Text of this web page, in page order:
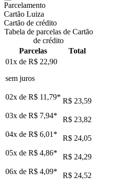
Parcelamento
Cartão Luiza
Cartão de crédito
Tabela de parcelas de Cartão
de crédito
Parcelas
Total
01x de R$ 22,90
sem juros
02x de R$ 11,79* R$ 23,59
03x de R$ 7,94*
R$ 23,82
04x de R$ 6,01 *
R$ 24,05
05x de R$ 4,86*
R$ 24,29
06x de R$ 4,09*
R$ 24,52